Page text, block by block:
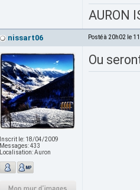
AURON
nissart06 Posté à 20h02 le
Inscrit le: 18/04/2009
Messages:433
Localisation:Auron
Ou